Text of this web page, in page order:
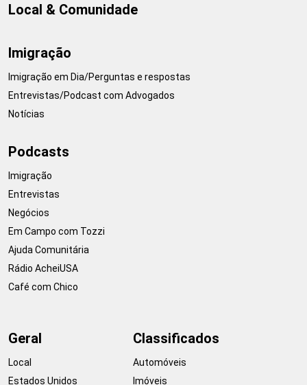
Local & Comunidade
Imigração
Imigração em Dia/Perguntas e respostas
Entrevistas/Podcast com Advogados
Notícias
Podcasts
Imigração
Entrevistas
Negócios
Em Campo com Tozzi
Ajuda Comunitária
Rádio AcheiUSA
Café com Chico
Geral
Local
Estados Unidos
Classificados
Automóveis
Imóveis